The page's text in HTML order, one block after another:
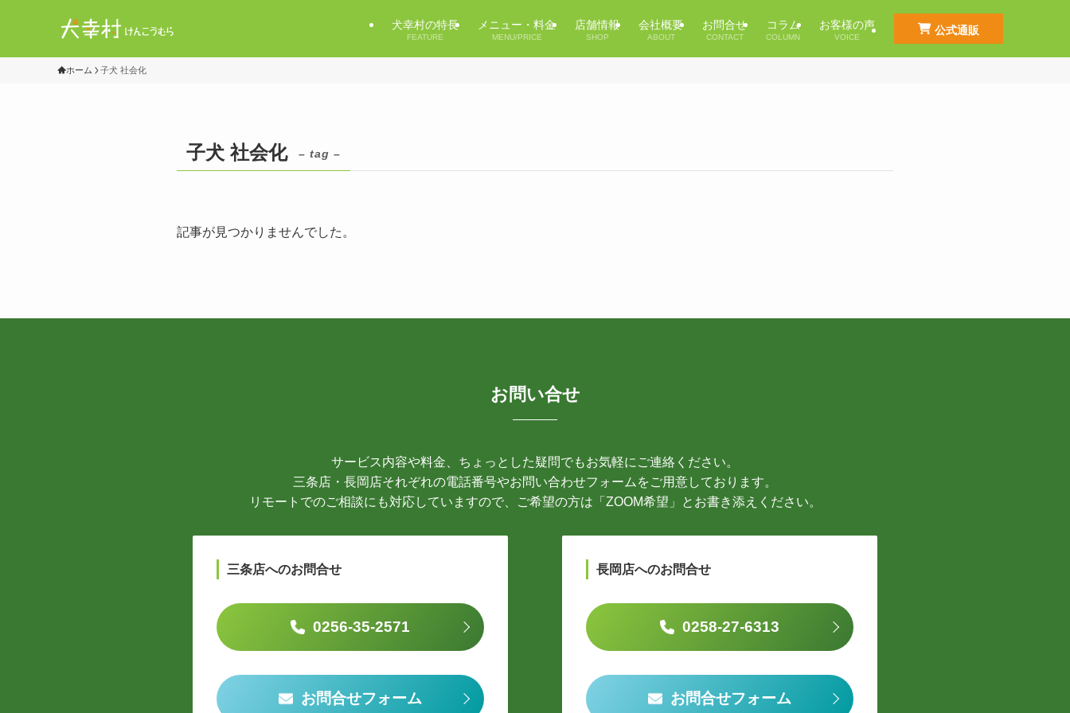
犬幸村の特長
FEATURE
メニュー・料金
MENU/PRICE
店舗情報
SHOP
会社概要
ABOUT
お問合せ
CONTACT
コラム
COLUMN
お客様の声
VOICE
公式通販
ホーム 子犬 社会化
子犬 社会化 – tag –
記事が見つかりませんでした。
お問い合せ
サービス内容や料金、ちょっとした疑問でもお気軽にご連絡ください。
三条店・長岡店それぞれの電話番号やお問い合わせフォームをご用意しております。
リモートでのご相談にも対応していますので、ご希望の方は「ZOOM希望」とお書き添えください。
三条店へのお問合せ
0256-35-2571
お問合せフォーム
長岡店へのお問合せ
0258-27-6313
お問合せフォーム